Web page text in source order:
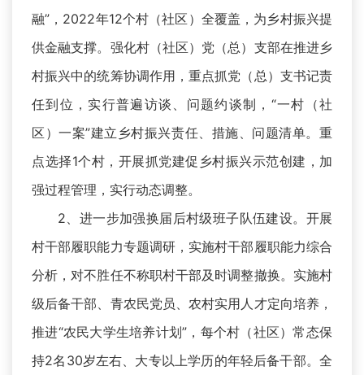
融”，2022年12个村（社区）全覆盖，为乡村振兴提
供金融支撑。强化村（社区）党（总）支部在推进乡
村振兴中的统筹协调作用，重点抓党（总）支书记责
任到位，实行普遍访谈、问题约谈制，“一村（社
区）一案”建立乡村振兴责任、措施、问题清单。重
点选择1个村，开展抓党建促乡村振兴示范创建，加
强过程管理，实行动态调整。
2、进一步加强换届后村级班子队伍建设。开展
村干部履职能力专题调研，实施村干部履职能力综合
分析，对不胜任不称职村干部及时调整撤换。实施村
级后备干部、青农民党员、农村实用人才定向培养，
推进“农民大学生培养计划”，每个村（社区）常态保
持2名30岁左右、大专以上学历的年轻后备干部。全